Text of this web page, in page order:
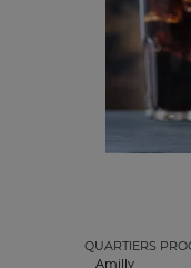
QUARTIERS
Amilly